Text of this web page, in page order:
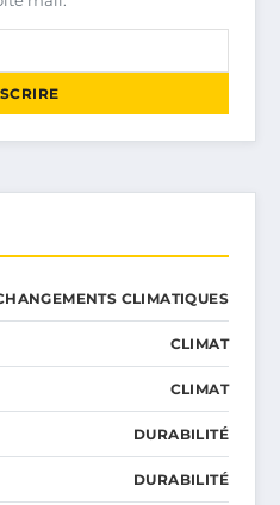
CLIMATIQUES
CLIMAT
CLIMAT
DURABILITÉ
DURABILITÉ